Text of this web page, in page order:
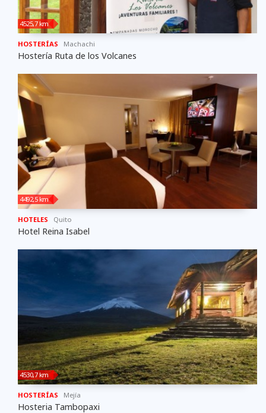
4525,7 km
HOSTERÍAS Machachi
Hostería Ruta de los Volcanes
4492,5 km
HOTELES Quito
Hotel Reina Isabel
4530,7 km
HOSTERÍAS Mejí­a
Hosteria Tambopaxi